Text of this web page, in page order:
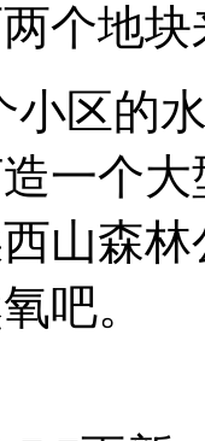
个地
小区的
一个
山森
吧。